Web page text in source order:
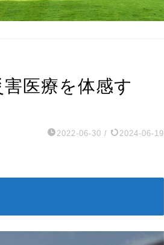
医療を体感す
2022-06-30 / 2024-06-19